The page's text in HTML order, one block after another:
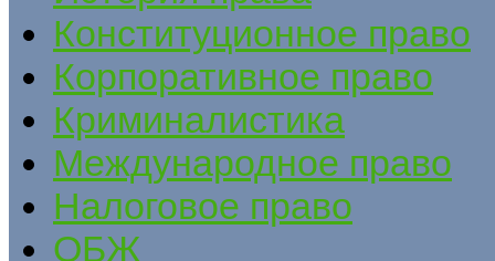
Конституционное право
Корпоративное право
Криминалистика
Международное право
Налоговое право
ОБЖ